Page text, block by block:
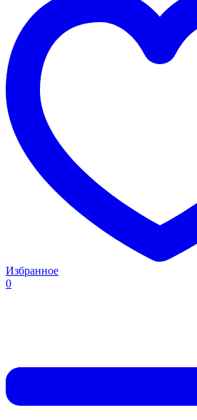
Избранное
0